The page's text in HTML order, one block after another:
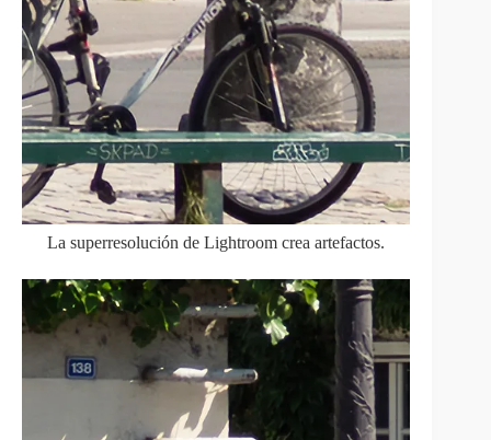
La superresolución de Lightroom crea artefactos.